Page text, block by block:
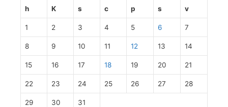
h K s c p s v
1 2 3 4 5 6 7
8 9 10 11 12 13 14
15 16 17 18 19 20 21
22 23 24 25 26 27 28
29 30 31